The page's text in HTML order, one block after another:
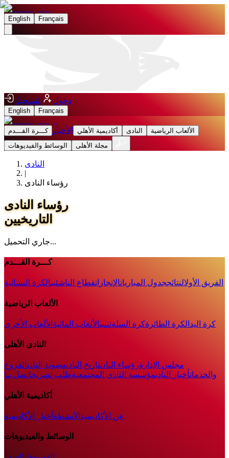
English Français
دخول التسجيل
English Français
كـــرة القـــدم الأخبار أكاديمية الأهلي النادى
الألعاب الرياضية
الوسائط والفيديوهات
مجلة الأهلى
النادى
|
رؤساء النادى
رؤساء النادى
التاريخيين
جاري التحميل...
كـــرة القـــدم
الفريق الأولالنتائججدول المبارياتالإنجازاتقطاع الناشئينالكرة النسائية
الألعاب الرياضية
كرة اليد الكرة الطائرةكرة السلةتنسالألعاب المائية الألعاب الأخرى
النادى الأهلى
مجلس الإدارةرؤساء النادىتاريخ النادىعضوية النادىالفروع
والخدماتأخبار الناديمؤسسة النادي المجتمعيةطلب تصريحاتصل بنا
أكاديمية الأهلي
عن الأكاديمية الأنشطة أخبار الأكاديمية
الوسائط والفيديوهات